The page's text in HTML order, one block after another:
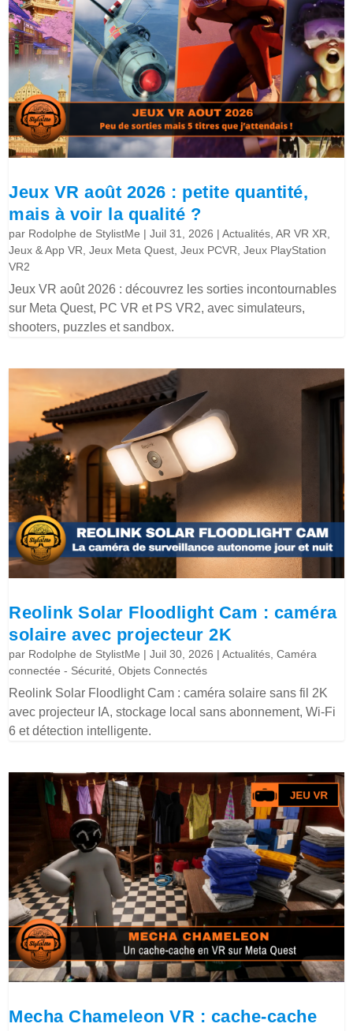
Jeux VR août 2026 : petite quantité,
mais à voir la qualité ?
par Rodolphe de StylistMe |Juil 31, 2026 |Actualités ,AR VR XR
Jeux & App VR ,Jeux Meta Quest ,Jeux PCVR ,Jeux PlayStation
VR2
Jeux VR août 2026 : découvrez les sorties incontournables
sur Meta Quest, PC VR et PS VR2, avec simulateurs,
shooters, puzzles et sandbox.
Reolink Solar Floodlight Cam : caméra
solaire avec projecteur 2K
par Rodolphe de StylistMe |Juil 30, 2026 |Actualités ,Caméra
connectée - Sécurité ,Objets Connectés
Reolink Solar Floodlight Cam : caméra solaire sans fil 2K
avec projecteur IA, stockage local sans abonnement, Wi-Fi
6 et détection intelligente.
Mecha Chameleon VR : cache-cache